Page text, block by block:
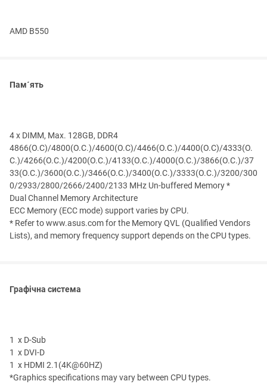
AMD B550
Пам´ять
4 x DIMM, Max. 128GB, DDR4
4866(O.C)/4800(O.C.)/4600(O.C)/4466(O.C.)/4400(O.C)/4333(O.
C.)/4266(O.C.)/4200(O.C.)/4133(O.C.)/4000(O.C.)/3866(O.C.)/37
33(O.C.)/3600(O.C.)/3466(O.C.)/3400(O.C.)/3333(O.C.)/3200/300
0/2933/2800/2666/2400/2133 MHz Un-buffered Memory *
Dual Channel Memory Architecture
ECC Memory (ECC mode) support varies by CPU.
* Refer to www.asus.com for the Memory QVL (Qualified Vendors
Lists), and memory frequency support depends on the CPU types.
Графічна система
1 x D-Sub
1 x DVI-D
1 x HDMI 2.1(4K@60HZ)
*Graphics specifications may vary between CPU types.